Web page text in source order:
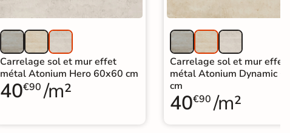
Carrelage sol et mur effet
métal Atonium Hero 60x60 cm
40€90 /m²
Carrelage sol et mur effet
métal Atonium Dynamic
cm
40€90 /m²